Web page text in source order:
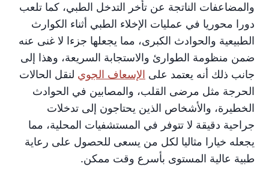
والمضاعفات الناتجة عن تأخر التدخل الطبي، كما تلعب
دورا محوريا في عمليات الإخلاء الطبي أثناء الكوارث
الطبيعية والحوادث الكبرى، مما يجعلها جزءا لا غنى عنه
ضمن منظومة الطوارئ والاستجابة السريعة، وهذا إلى
جانب ذلك أنه يعتمد على الإسعاف الجوي لنقل الحالات
الحرجة مثل مرضى القلب، والمصابين في الحوادث
الخطيرة، والأشخاص الذين يحتاجون إلى تدخلات
جراحية دقيقة لا تتوفر في المستشفيات المحلية، مما
يجعله خيارا مثاليا لكل من يسعى للحصول على رعاية
طبية عالية المستوى بأسرع وقت ممكن.